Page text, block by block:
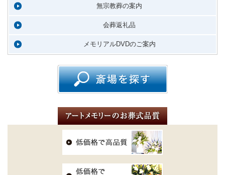
無宗教葬の案内
会葬返礼品
メモリアルDVDのご案内